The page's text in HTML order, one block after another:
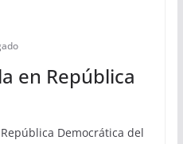
en República
Democrática del